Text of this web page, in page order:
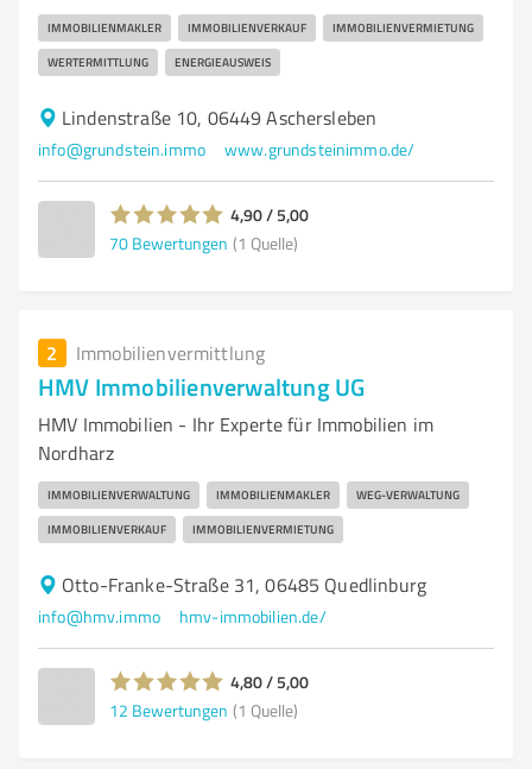
IMMOBILIENMAKLER IMMOBILIENVERKAUF IMMOBILIENVERMIETUNG
WERTERMITTLUNG ENERGIEAUSWEIS
Lindenstraße 10, 06449 Aschersleben
info@grundstein.immo www.grundsteinimmo.de/
4,90 / 5,00
70 Bewertungen (1 Quelle)
2 Immobilienvermittlung
HMV Immobilienverwaltung UG
HMV Immobilien - Ihr Experte für Immobilien im
Nordharz
IMMOBILIENVERWALTUNG IMMOBILIENMAKLER WEG-VERWALTUNG
IMMOBILIENVERKAUF IMMOBILIENVERMIETUNG
Otto-Franke-Straße 31, 06485 Quedlinburg
info@hmv.immo hmv-immobilien.de/
4,80 / 5,00
12 Bewertungen (1 Quelle)